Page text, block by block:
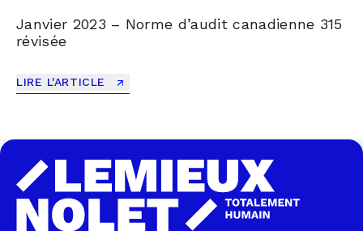
Janvier 2023 – Norme d’audit canadienne 315
révisée
LIRE L'ARTICLE